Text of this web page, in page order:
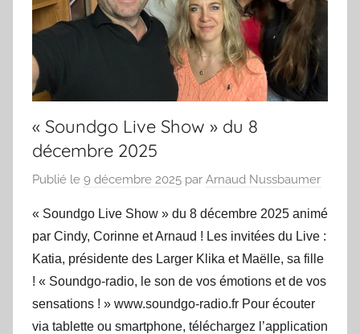
« Soundgo Live Show » du 8
décembre 2025
Publié le 9 décembre 2025 par Arnaud Nussbaumer
« Soundgo Live Show » du 8 décembre 2025 animé
par Cindy, Corinne et Arnaud ! Les invitées du Live :
Katia, présidente des Larger Klika et Maëlle, sa fille
! « Soundgo-radio, le son de vos émotions et de vos
sensations ! » www.soundgo-radio.fr Pour écouter
via tablette ou smartphone, téléchargez l’application